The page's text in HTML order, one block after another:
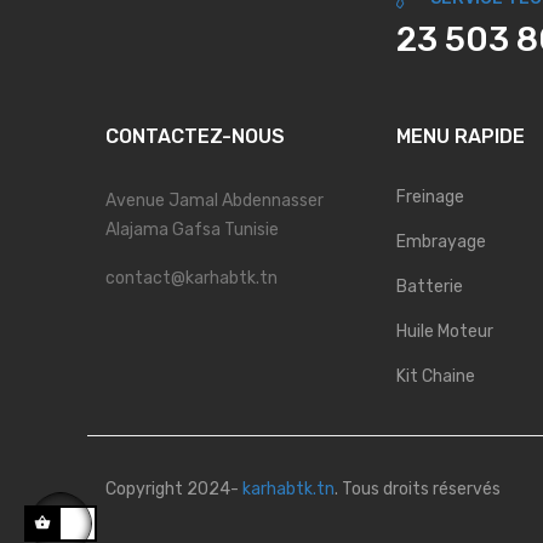
23 503
CONTACTEZ-NOUS
Avenue Jamal Abdennasser
Alajama Gafsa Tunisie
contact@karhabtk.tn
MENU RAPIDE
Freinage
Embrayage
Batterie
Huile Moteur
Kit Chaine
Copyright 2024- karhabtk.tn. Tous droits réservés